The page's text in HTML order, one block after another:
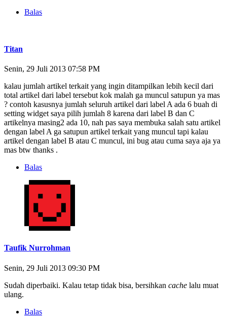
Balas
Titan
Senin, 29 Juli 2013 07:58 PM
kalau jumlah artikel terkait yang ingin ditampilkan lebih kecil dari
total artikel dari label tersebut kok malah ga muncul satupun ya mas
? contoh kasusnya jumlah seluruh artikel dari label A ada 6 buah di
setting widget saya pilih jumlah 8 karena dari label B dan C
artikelnya masing2 ada 10, nah pas saya membuka salah satu artikel
dengan label A ga satupun artikel terkait yang muncul tapi kalau
artikel dengan label B atau C muncul, ini bug atau cuma saya aja ya
mas btw thanks .
Balas
Taufik Nurrohman
Senin, 29 Juli 2013 09:30 PM
Sudah diperbaiki. Kalau tetap tidak bisa, bersihkan cache lalu muat
ulang.
Balas